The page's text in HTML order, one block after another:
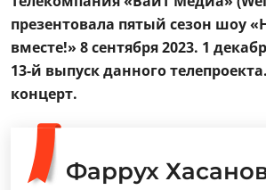
презентовала пятый сезон шоу
вместе!» 8 сентября 2023. 1
13-й выпуск данного
концерт.
Фаррух